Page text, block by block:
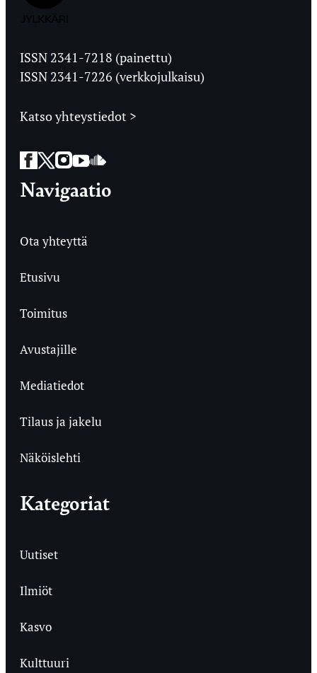
Ylioppilaslehti
ISSN 2341-7218 (painettu)
ISSN 2341-7226 (verkkojulkaisu)
Katso yhteystiedot >
Facebook
Twitter
Instagram
YouTube
SoundCloud
Navigaatio
Ota yhteyttä
Etusivu
Toimitus
Avustajille
Mediatiedot
Tilaus ja jakelu
Näköislehti
Kategoriat
Uutiset
Ilmiöt
Kasvo
Kulttuuri